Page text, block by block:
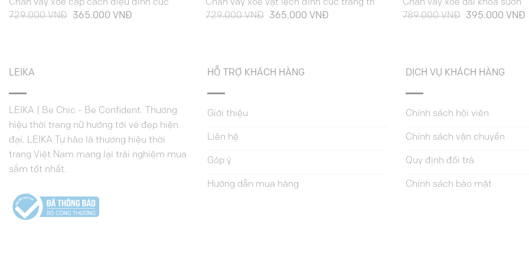
Chân váy xoè cạp cách điệu đính cúc
729.000VNĐ
Giá
365.000 VNĐGiá
Chân váy xoè vạt lệch đính cúc trang trí
729.000VNĐ
Giá
365.000 VNĐ
Chân váy xoè dài khoá sườn
789.000VNĐ
Giá
395.000 VNĐ
LEIKA
LEIKA | Be Chic - Be Confident. Thương
hiệu thời trang nữ hướng tới vẻ đẹp hiện
đại. LEIKA Tự hào là thương hiệu thời
trang Việt Nam mang lại trải nghiệm mua
sắm tốt nhất.
HỖ TRỢ KHÁCH HÀNG
Giới thiệu
Liên hệ
Góp ý
Hướng dẫn mua hàng
DỊCH VỤ KHÁCH HÀNG
Chính sách hội viên
Chính sách vận chuyển
Quy định đổi trả
Chính sách bảo mật